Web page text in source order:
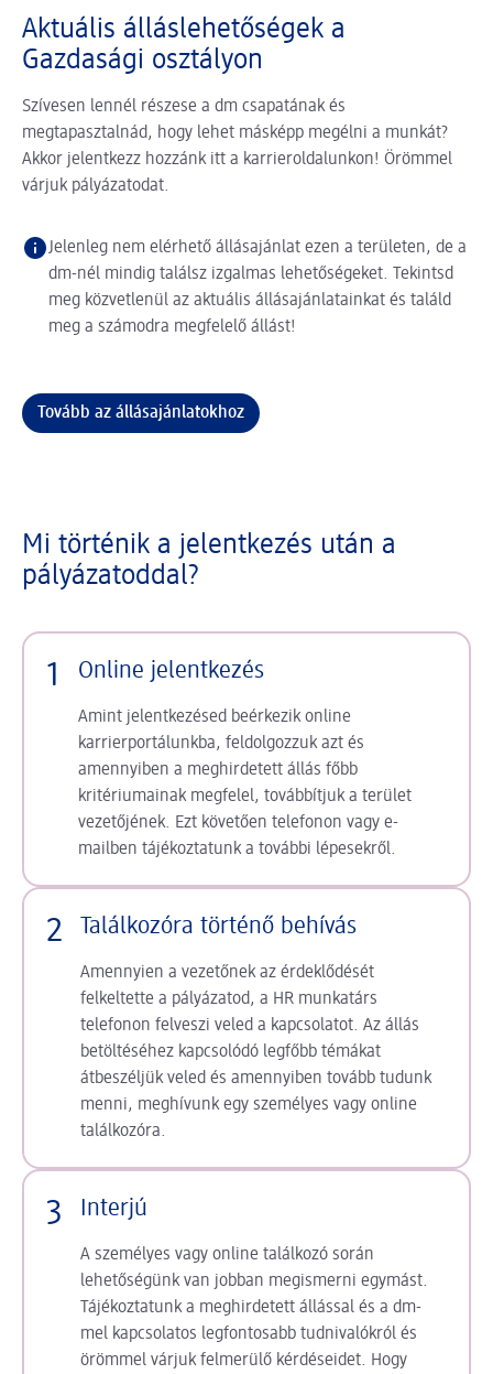
Aktuális álláslehetőségek a
Gazdasági osztályon
Szívesen lennél részese a dm csapatának és
megtapasztalnád, hogy lehet másképp megélni a munkát?
Akkor jelentkezz hozzánk itt a karrieroldalunkon! Örömmel
várjuk pályázatodat.
Jelenleg nem elérhető állásajánlat ezen a területen, de a
dm-nél mindig találsz izgalmas lehetőségeket. Tekintsd
meg közvetlenül az aktuális állásajánlatainkat és találd
meg a számodra megfelelő állást!
Tovább az állásajánlatokhoz
Mi történik a jelentkezés után a
pályázatoddal?
1 Online jelentkezés
Amint jelentkezésed beérkezik online
karrierportálunkba, feldolgozzuk azt és
amennyiben a meghirdetett állás főbb
kritériumainak megfelel, továbbítjuk a terület
vezetőjének. Ezt követően telefonon vagy e-
mailben tájékoztatunk a további lépesekről.
2 Találkozóra történő behívás
Amennyien a vezetőnek az érdeklődését
felkeltette a pályázatod, a HR munkatárs
telefonon felveszi veled a kapcsolatot. Az állás
betöltéséhez kapcsolódó legfőbb témákat
átbeszéljük veled és amennyiben tovább tudunk
menni, meghívunk egy személyes vagy online
találkozóra.
3 Interjú
A személyes vagy online találkozó során
lehetőségünk van jobban megismerni egymást.
Tájékoztatunk a meghirdetett állással és a dm-
mel kapcsolatos legfontosabb tudnivalókról és
örömmel várjuk felmerülő kérdéseidet. Hogy